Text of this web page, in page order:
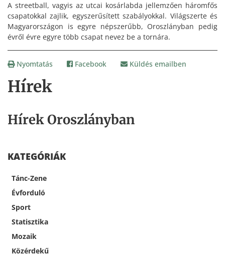
Hírek
Hírek Oroszlányban
KATEGÓRIÁK
Tánc-Zene
Évforduló
Sport
Statisztika
Mozaik
Közérdekű
A streetball, vagyis az utcai kosárlabda jellemzően háromfős
csapatokkal zajlik, egyszerűsített szabályokkal. Világszerte és
Magyarországon is egyre népszerűbb, Oroszlányban pedig
évről évre egyre több csapat nevez be a tornára.
Nyomtatás Facebook Küldés emailben